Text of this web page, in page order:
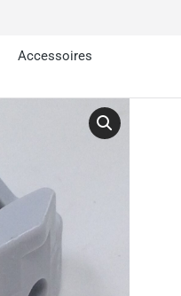
Accessoires